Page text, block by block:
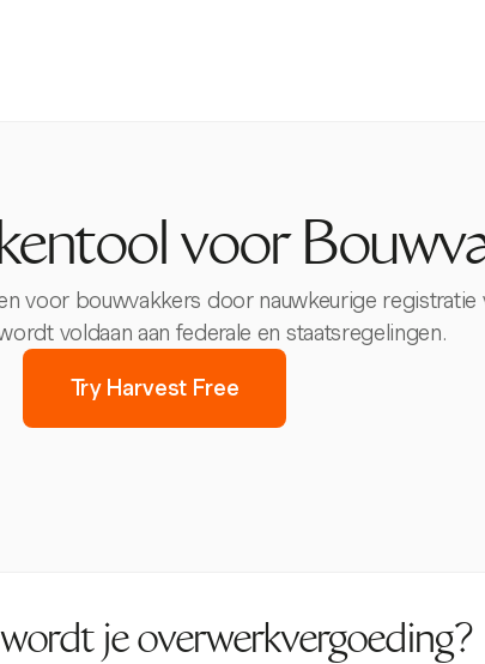
voor
voor bouwvakkers door nauwkeurige
voldaan aan federale en staatsregelingen.
Try Harvest Free
je overwerkvergoeding?